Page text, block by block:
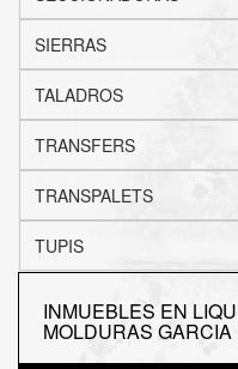
SIERRAS
TALADROS
TRANSFERS
TRANSPALETS
TUPIS
INMUEBLES EN
MOLDURAS